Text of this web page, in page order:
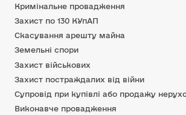
Кримінальне провадження
Захист по 130 КУпАП
Скасування арешту майна
Земельні спори
Захист військових
Захист постраждалих від війни
Супровід при купівлі або продажу
Виконавче провадження